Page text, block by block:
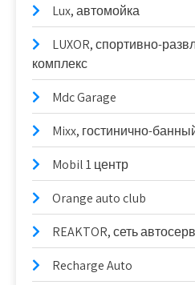
Lux, автомойка
LUXOR, спортивно-
комплекс
Mdc Garage
Mixx, гостинично-
Mobil 1 центр
Orange auto club
REAKTOR, сеть
Recharge Auto